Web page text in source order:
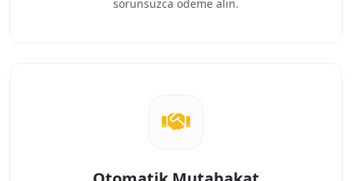
sorunsuzca ödeme alın.